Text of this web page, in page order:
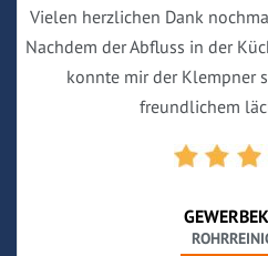
Vielen herzlichen Dank
Nachdem der Abfluss in der
konnte mir der Klempner
freundlichem